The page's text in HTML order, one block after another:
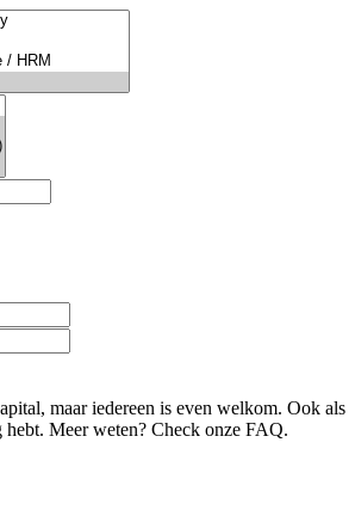
maar iedereen is even welkom. Ook als
hebt. Meer weten? Check onze FAQ.